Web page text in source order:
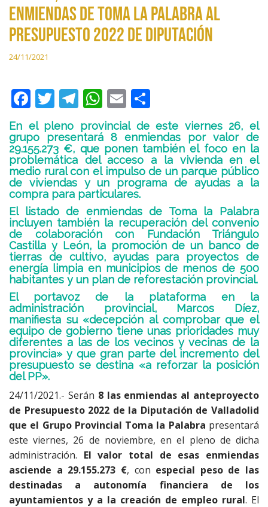
enmiendas de Toma la Palabra al
Presupuesto 2022 de Diputación
24/11/2021
F
ac
e
b
o
o
k
T
w
itt
er
T
el
e
gr
a
m
W
h
at
s
A
p
p
E
m
ai
l
o
m
p
ar
ti
r
En el pleno provincial de este viernes 26, el
grupo presentará 8 enmiendas por valor de
29.155.273 €, que ponen también el foco en la
problemática del acceso a la vivienda en el
medio rural con el impulso de un parque público
de viviendas y un programa de ayudas a la
compra para particulares.
El listado de enmiendas de Toma la Palabra
incluyen también la recuperación del convenio
de colaboración con Fundación Triángulo
Castilla y León, la promoción de un banco de
tierras de cultivo, ayudas para proyectos de
energía limpia en municipios de menos de 500
habitantes y un plan de reforestación provincial.
El portavoz de la plataforma en la
administración provincial, Marcos Díez,
manifiesta su «decepción al comprobar que el
equipo de gobierno tiene unas prioridades muy
diferentes a las de los vecinos y vecinas de la
provincia» y que gran parte del incremento del
presupuesto se destina «a reforzar la posición
del PP».
24/11/2021.- Serán 8 las enmiendas al anteproyecto
de Presupuesto 2022 de la Diputación de Valladolid
que el Grupo Provincial Toma la Palabra presentará
este viernes, 26 de noviembre, en el pleno de dicha
administración. El valor total de esas enmiendas
asciende a 29.155.273 €, con especial peso de las
destinadas a autonomía financiera de los
ayuntamientos y a la creación de empleo rural. El